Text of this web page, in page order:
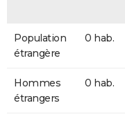
Population
étrangère
0 hab.
Hommes
étrangers
0 hab.